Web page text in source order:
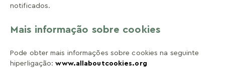
notificados.
Mais informação sobre cookies
Pode obter mais informações sobre cookies na seguinte
hiperligação:www.allaboutcookies.org